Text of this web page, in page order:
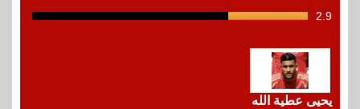
2.9
12
يحيى عطية الله